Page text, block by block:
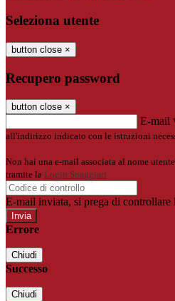
Seleziona utente
button close ×
Recupero password
button close ×
E-mail
all'indirizzo indicato con le istruzioni
Non hai una e-mail associata al nome
tramite la Login Spaggiari
E-mail inviata, si prega di controllare
Errore
Chiudi
Successo
Chiudi